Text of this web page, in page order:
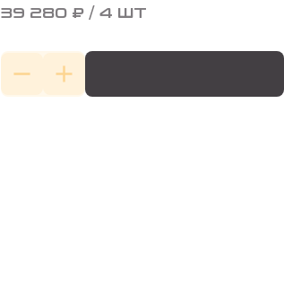
39 280 ₽ / 4 ШТ